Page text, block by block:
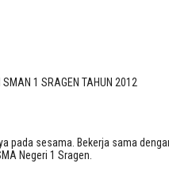
SMAN 1 SRAGEN TAHUN 2012
pada sesama. Bekerja sama
Negeri 1 Sragen.